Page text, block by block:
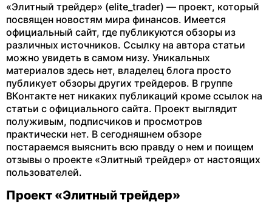
«Элитный трейдер» (elite_trader) — проект, который
посвящен новостям мира финансов. Имеется
официальный сайт, где публикуются обзоры из
различных источников. Ссылку на автора статьи
можно увидеть в самом низу. Уникальных
материалов здесь нет, владелец блога просто
публикует обзоры других трейдеров. В группе
ВКонтакте нет никаких публикаций кроме ссылок на
статьи с официального сайта. Проект выглядит
полуживым, подписчиков и просмотров
практически нет. В сегодняшнем обзоре
постараемся выяснить всю правду о нем и поищем
отзывы о проекте «Элитный трейдер» от настоящих
пользователей.
Проект «Элитный трейдер»